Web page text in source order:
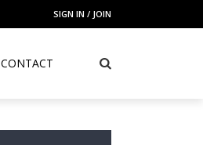
SIGN IN / JOIN
CONTACT